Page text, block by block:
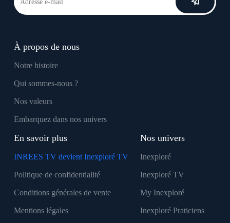
À propos de nous
Notre histoire
Qui sommes-nous ?
Nos valeurs
Embarquez dans nos univers
En savoir plus
INREES TV devient Inexploré TV
Politique de confidentialité
Conditions générales de vente
Mentions légales
Nos univers
Inexploré
Inexploré TV
My Inexploré
Inexploré Praticiens